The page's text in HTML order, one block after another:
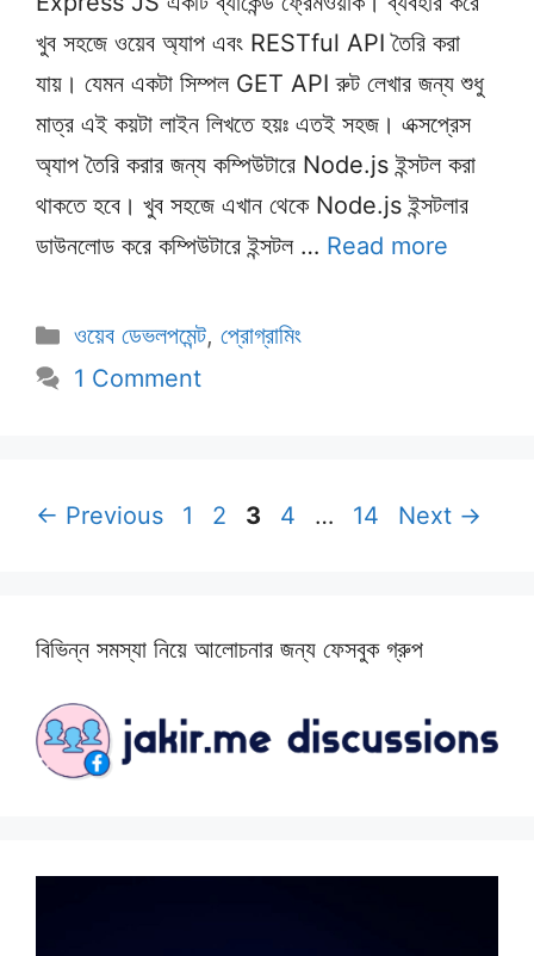
খুব সহজে ওয়েব অ্যাপ এবং RESTful API তৈরি করা
যায়। যেমন একটা সিম্পল GET API রুট লেখার জন্য শুধু
মাত্র এই কয়টা লাইন লিখতে হয়ঃ এতই সহজ। এক্সপ্রেস
অ্যাপ তৈরি করার জন্য কম্পিউটারে Node.js ইন্সটল করা
থাকতে হবে। খুব সহজে এখান থেকে Node.js ইন্সটলার
ডাউনলোড করে কম্পিউটারে ইন্সটল … Read more
Categories
ওয়েব ডেভলপমেন্ট, প্রোগ্রামিং
1 Comment
← Previous Page
1 Page
2 Page
3 Page
4 … Page
14 Next →
বিভিন্ন সমস্যা নিয়ে আলোচনার জন্য ফেসবুক গ্রুপ